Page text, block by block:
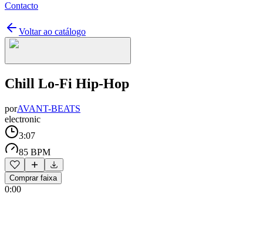
Contacto
Voltar ao catálogo
Chill Lo-Fi Hip-Hop
porAVANT-BEATS
electronic
3:07
85 BPM
Comprar faixa
0:00